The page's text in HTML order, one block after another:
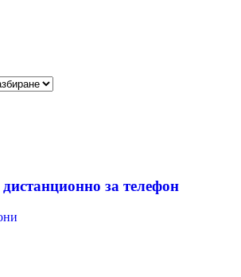
за телефон